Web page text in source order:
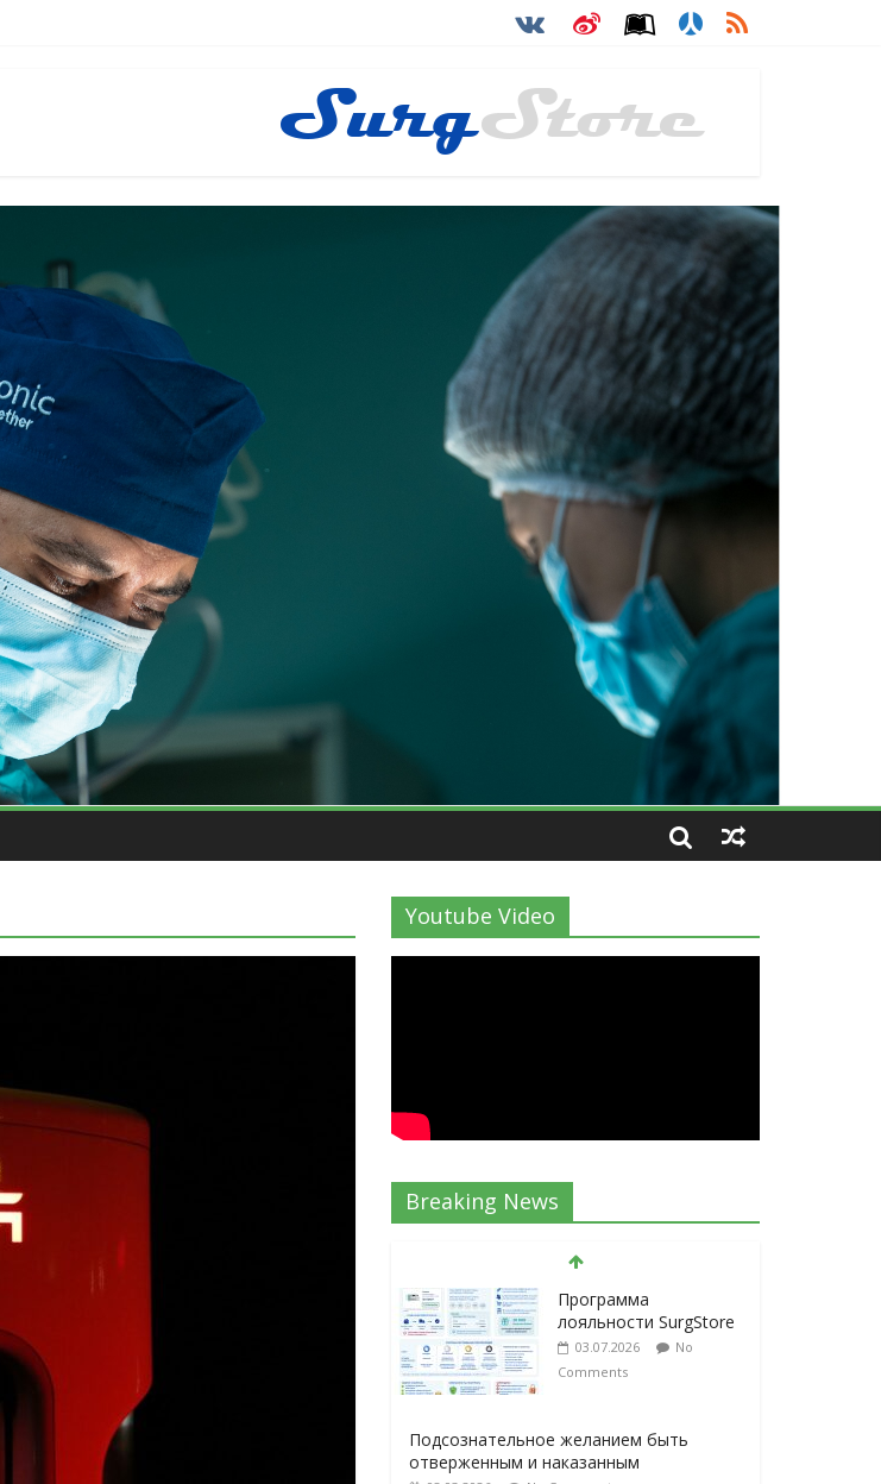
герниопластики
работы и преимущества технологии
Youtube Video
Breaking News
Comments
Подсознательное желанием быть
отверженным и наказанным
08.03.2026 No Comments
Послеоперационное
восстановление